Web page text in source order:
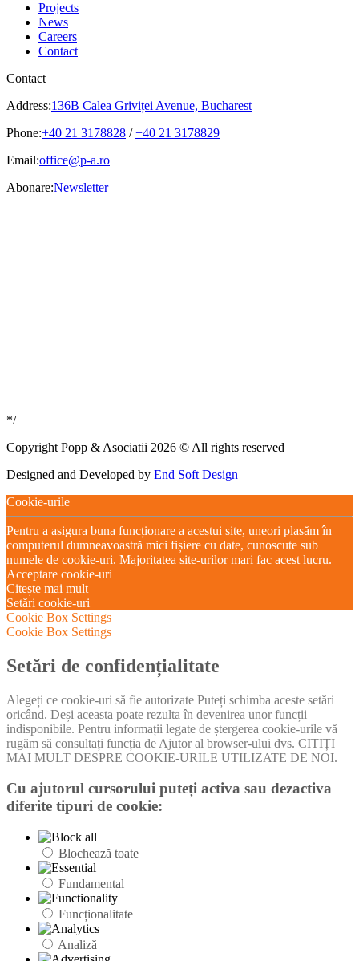
Projects
News
Careers
Contact
Contact
Address:136B Calea Griviței Avenue, Bucharest
Phone:+40 21 3178828 /+40 21 3178829
Email:office@p-a.ro
Abonare:Newsletter
*/
Copyright Popp & Asociatii 2026 © All rights reserved
Designed and Developed by End Soft Design
Cookie-urile
Pentru a asigura buna funcționare a acestui site, uneori plasăm în
computerul dumneavoastră mici fișiere cu date, cunoscute sub
numele de cookie-uri. Majoritatea site-urilor mari fac acest lucru.
Acceptare cookie-uri
Citește mai mult
Setări cookie-uri
Cookie Box Settings
Cookie Box Settings
Setări de confidențialitate
Alegeți ce cookie-uri să fie autorizate Puteți schimba aceste setări
oricând. Deși aceasta poate rezulta în devenirea unor funcții
indisponibile. Pentru informații legate de ștergerea cookie-urile vă
rugăm să consultați funcția de Ajutor al browser-ului dvs. CITIȚI
MAI MULT DESPRE COOKIE-URILE UTILIZATE DE NOI.
Cu ajutorul cursorului puteți activa sau dezactiva
diferite tipuri de cookie:
Blochează toate
Fundamental
Funcționalitate
Analiză